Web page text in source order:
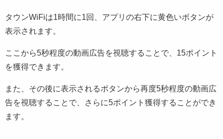
タウンWiFiは1時間に1回、アプリの右下に黄色いボタンが
表示されます。
ここから5秒程度の動画広告を視聴することで、15ポイント
を獲得できます。
また、その後に表示されるボタンから再度5秒程度の動画広
告を視聴することで、さらに5ポイント獲得することができ
ます。